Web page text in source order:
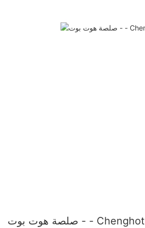
صلصة هوت بوت - - Chenghot